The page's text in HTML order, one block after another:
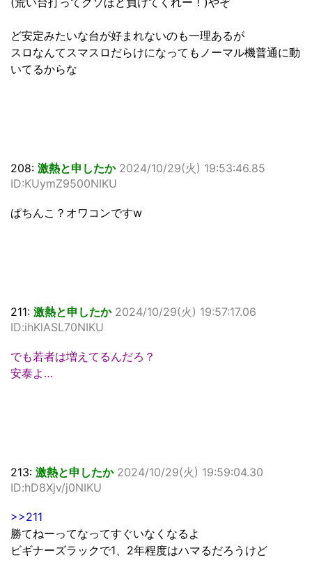
ど安定みたいな台が好まれないのも一理あるが
スロなんてスマスロだらけになってもノーマル機普通に動
いてるからな
208: 激熱と申したか 2024/10/29(火) 19:53:46.85
ID:KUymZ9500NIKU
ぱちんこ？オワコンですw
211: 激熱と申したか 2024/10/29(火) 19:57:17.06
ID:ihKlASL70NIKU
でも若者は増えてるんだろ？
安泰よ…
213: 激熱と申したか 2024/10/29(火) 19:59:04.30
ID:hD8Xjv/j0NIKU
>>211
勝てねーってなってすぐいなくなるよ
ビギナーズラックで1、2年程度はハマるだろうけど